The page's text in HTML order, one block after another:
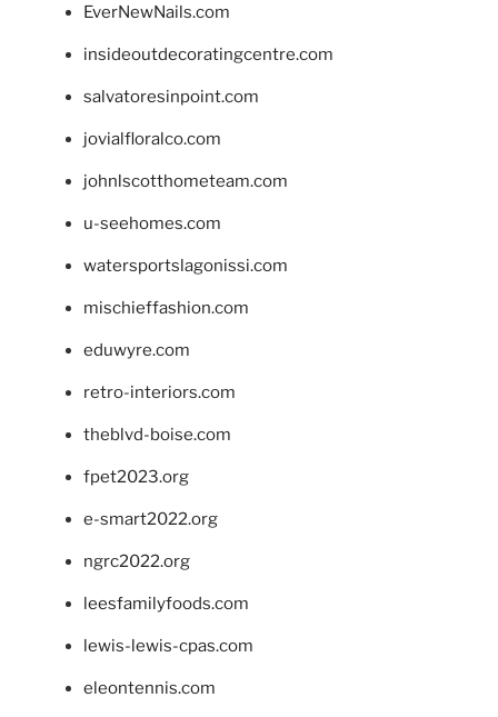
EverNewNails.com
insideoutdecoratingcentre.com
salvatoresinpoint.com
jovialfloralco.com
johnlscotthometeam.com
u-seehomes.com
watersportslagonissi.com
mischieffashion.com
eduwyre.com
retro-interiors.com
theblvd-boise.com
fpet2023.org
e-smart2022.org
ngrc2022.org
leesfamilyfoods.com
lewis-lewis-cpas.com
eleontennis.com